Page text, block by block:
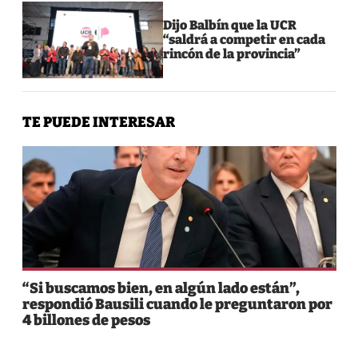
Dijo Balbín que la UCR
“saldrá a competir en cada
rincón de la provincia”
TE PUEDE INTERESAR
“Si buscamos bien, en algún lado están”,
respondió Bausili cuando le preguntaron por
4 billones de pesos